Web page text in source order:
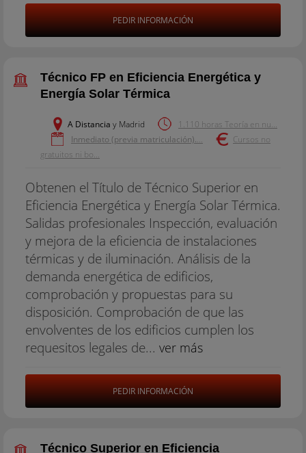
PEDIR INFORMACIÓN
Técnico FP en Eficiencia Energética y
Energía Solar Térmica
A Distancia y Madrid
1.110 horas Teoría en nu...
Inmediato (previa matriculación)....
Cursos no
gratuitos ni bo...
Obtenen el Título de Técnico Superior en
Eficiencia Energética y Energía Solar Térmica.
Salidas profesionales Inspección, evaluación
y mejora de la eficiencia de instalaciones
térmicas y de iluminación. Análisis de la
demanda energética de edificios,
comprobación y propuestas para su
disposición. Comprobación de que las
envolventes de los edificios cumplen los
requesitos legales de... ver más
PEDIR INFORMACIÓN
Técnico Superior en Eficiencia